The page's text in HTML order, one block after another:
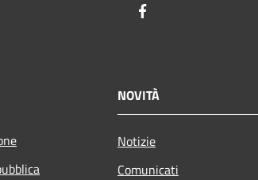
NOVITÀ
Notizie
Comunicati